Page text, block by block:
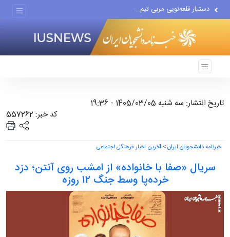
دستیار قلعه‌نویی مربی تیم...
اقتصاددان معروف آمریکایی:...
انتشار اخبار جعلی توسط...
تاریخ انتشار: سه شنبه 1405/03/05 - 19:36
کد خبر: 557262
خبرنامه دانشجویان ایران> آخرین اخبار فرهنگی اجتماعی
سریال «صفا با خانواده» از امشب روی آنتن؛ دزد
خرده‌پا وسط جنگ ۱۲ روزه